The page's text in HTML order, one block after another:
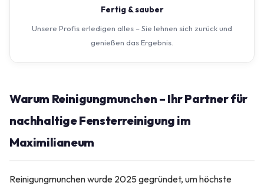
Fertig & sauber
Unsere Profis erledigen alles – Sie lehnen sich zurück und
genießen das Ergebnis.
Warum Reinigungmunchen – Ihr Partner für
nachhaltige Fensterreinigung im
Maximilianeum
Reinigungmunchen wurde 2025 gegründet, um höchste